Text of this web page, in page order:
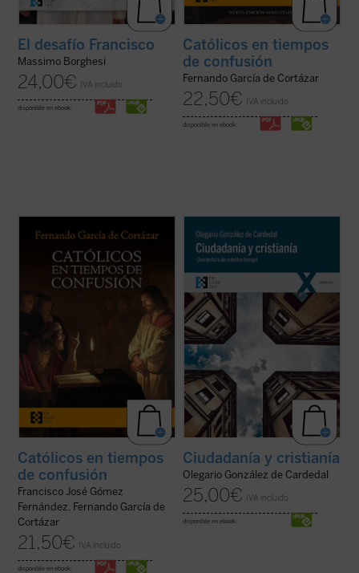
El desafío Francisco
Massimo Borghesi
24,00€ IVA incluido
disponible en ebook:
Católicos en tiempos
de confusión
Fernando García de Cortázar
22,50€ IVA incluido
disponible en ebook:
manifiesto a favor de que el humanismo de
tradición cristiana vuelva a ser la
referencia que nos defina, de tal forma que
nuestros valores, los propios de la
civilización occidental, recuperen su ...
Católicos en tiempos
de confusión
Francisco José Gómez
Fernández, Fernando García de
Cortázar
21,50€ IVA incluido
disponible en ebook:
Joseph Ratzinger 2011, reflexiona aquí
sobre las actuales relaciones entre
Humanidad, ciudadanía y cristianía,
configuración personal de un hombre por
las realidades ...(ver ficha)
Ciudadanía y cristianía
Olegario González de Cardedal
25,00€ IVA incluido
disponible en ebook: